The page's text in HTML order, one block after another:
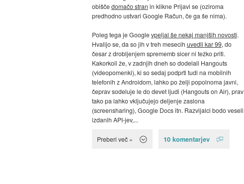
obiščedomačo stran in klikne Prijavi se (oziroma
predhodno ustvari Google Račun, če ga še nima).
Poleg tega je Googlevpeljal še nekaj manjših novosti.
Hvalijo se, da so jih v treh mesecih uvedli kar 99, do
česar z drobljenjem sprememb sicer ni težko priti.
Kakorkoli že, v zadnjih dneh so dodelali Hangouts
(videopomenki), ki so sedaj podprti tudi na mobilnih
telefonih z Androidom, lahko po želji popolnoma javni,
čeprav sodeluje le do devet ljudi (Hangouts on Air), prav
tako pa lahko vključujejo deljenje zaslona
(screensharing), Google Docs itn. Razvijalci bodo veseli
izdanih API-jev,...
Preberi več » 10 komentarjev